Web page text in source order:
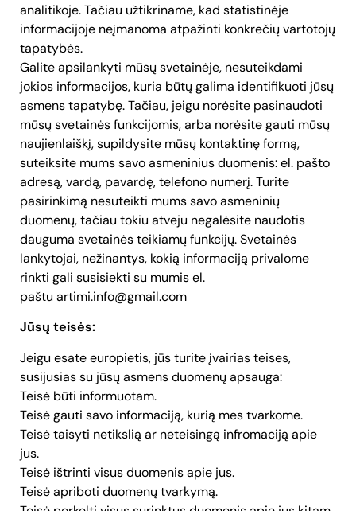
analitikoje. Tačiau užtikriname, kad statistinėje
informacijoje neįmanoma atpažinti konkrečių vartotojų
tapatybės.
Galite apsilankyti mūsų svetainėje, nesuteikdami
jokios informacijos, kuria būtų galima identifikuoti jūsų
asmens tapatybę. Tačiau, jeigu norėsite pasinaudoti
mūsų svetainės funkcijomis, arba norėsite gauti mūsų
naujienlaiškį, supildysite mūsų kontaktinę formą,
suteiksite mums savo asmeninius duomenis: el. pašto
adresą, vardą, pavardę, telefono numerį. Turite
pasirinkimą nesuteikti mums savo asmeninių
duomenų, tačiau tokiu atveju negalėsite naudotis
dauguma svetainės teikiamų funkcijų. Svetainės
lankytojai, nežinantys, kokią informaciją privalome
rinkti gali susisiekti su mumis el.
paštu artimi.info@gmail.com
Jūsų teisės:
Jeigu esate europietis, jūs turite įvairias teises,
susijusias su jūsų asmens duomenų apsauga:
Teisė būti informuotam.
Teisė gauti savo informaciją, kurią mes tvarkome.
Teisė taisyti netikslią ar neteisingą infromaciją apie
jus.
Teisė ištrinti visus duomenis apie jus.
Teisė apriboti duomenų tvarkymą.